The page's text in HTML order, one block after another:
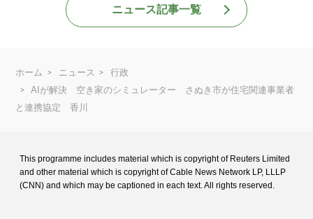
ニュース記事一覧
ホーム ニュース
行政
AIが解決 空き家のシミュレーター さぬき市が住宅関連事業者
と連携協定 香川
This programme includes material which is copyright of Reuters Limited
and other material which is copyright of Cable News Network LP, LLLP
(CNN) and which may be captioned in each text. All rights reserved.